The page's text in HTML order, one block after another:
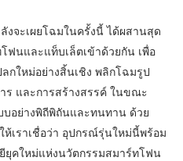
จะเผยโฉมในครั้งนี้ ได้ผสานสุด
ฟนและแท็บเล็ตเข้าด้วยกัน เพื่อ
กใหม่อย่างสิ้นเชิง พลิกโฉมรูป
ร และการสร้างสรรค์ ในขณะ
บอย่างพิถีพิถันและทนทาน ด้วย
เราเชื่อว่า อุปกรณ์รุ่นใหม่นี้พร้อม
ยุคใหม่แห่งนวัตกรรมสมาร์ทโฟน